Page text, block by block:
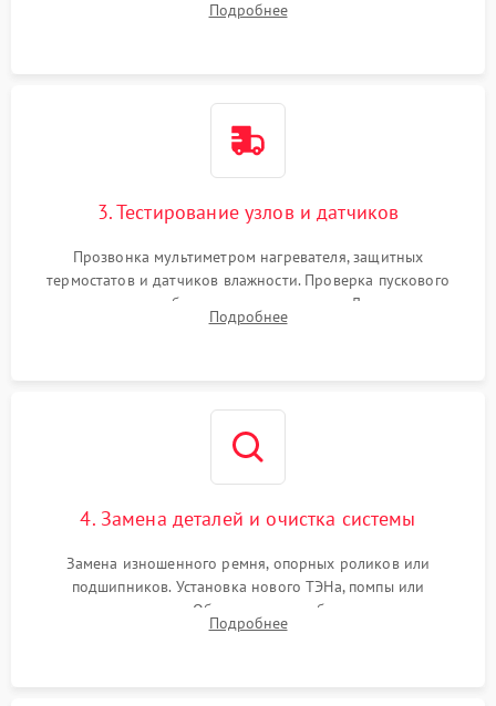
Обеспечение свободного доступа к ТЭНу, компрессору,
Подробнее
3. Тестирование узлов и датчиков
Прозвонка мультиметром нагревателя, защитных
термостатов и датчиков влажности. Проверка пускового
конденсатора, обмоток мотора и помпы. Для машин с
тепловым насосом — диагностика работы компрессора и
Подробнее
4. Замена деталей и очистка системы
Замена изношенного ремня, опорных роликов или
подшипников. Установка нового ТЭНа, помпы или
термодатчиков. Обязательная глубокая очистка
конденсатора, крыльчатки вентилятора и воздуховодов от
Подробнее